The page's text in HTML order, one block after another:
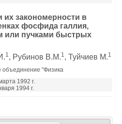
их закономерности в
фосфида галлия,
или пучками быстрых
1, Рубинов В.М.1, Туйчиев М.1
объединение "Физика
1992 г.
1994 г.